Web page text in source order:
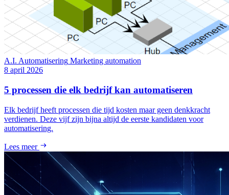
A.I. Automatisering Marketing automation
8 april 2026
5 processen die elk bedrijf kan automatiseren
Elk bedrijf heeft processen die tijd kosten maar geen denkkracht
verdienen. Deze vijf zijn bijna altijd de eerste kandidaten voor
automatisering.
Lees meer